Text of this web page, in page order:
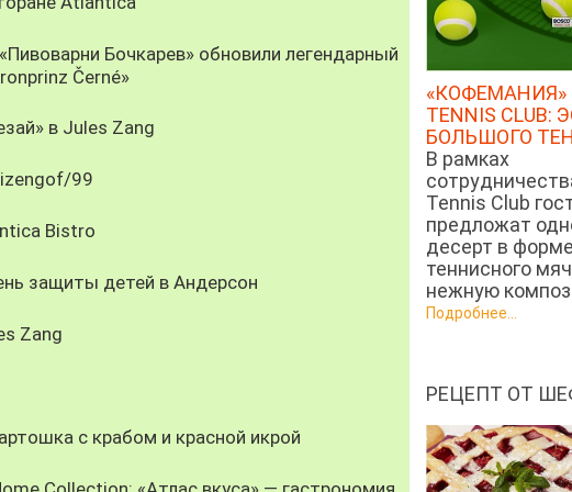
Бочкарев» обновили легендарный
Černé»
в Jules Zang
99
Bistro
защиты детей в Андерсон
Zang
с крабом и красной икрой
«КОФЕМАНИЯ»
TENNIS CLUB:
БОЛЬШОГО
В рамках
Tennis Club
предложат
десерт в форме
теннисного
нежную
Подробнее...
РЕЦЕПТ ОТ